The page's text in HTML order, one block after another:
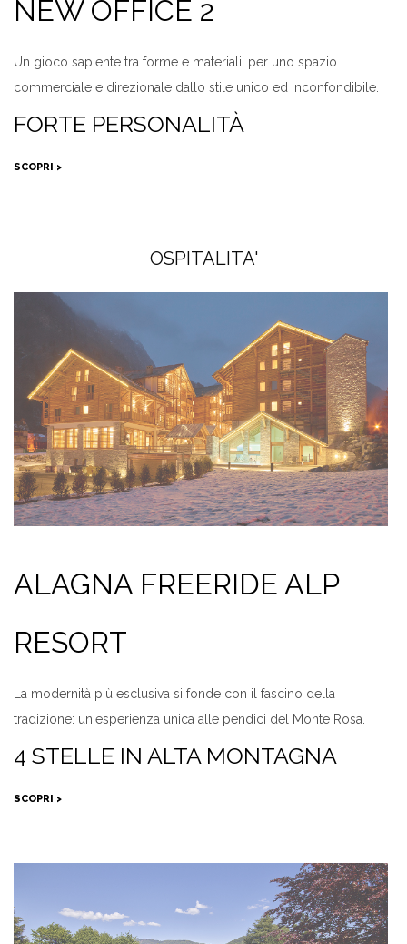
NEW OFFICE 2
Un gioco sapiente tra forme e materiali, per uno spazio
commerciale e direzionale dallo stile unico ed inconfondibile.
FORTE PERSONALITÀ
SCOPRI >
OSPITALITA'
ALAGNA FREERIDE ALP
RESORT
La modernità più esclusiva si fonde con il fascino della
tradizione: un'esperienza unica alle pendici del Monte Rosa.
4 STELLE IN ALTA MONTAGNA
SCOPRI >